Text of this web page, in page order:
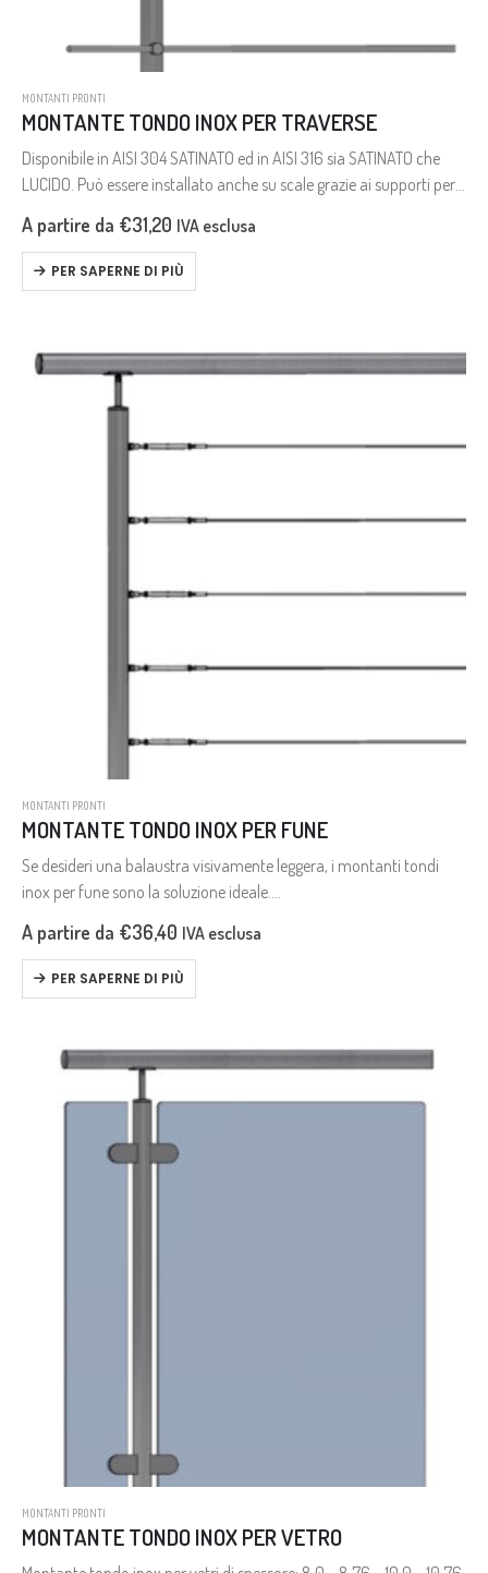
MONTANTI PRONTI
MONTANTE TONDO INOX PER TRAVERSE
Disponibile in AISI 304 SATINATO ed in AISI 316 sia SATINATO che
LUCIDO. Può essere installato anche su scale grazie ai supporti per
A partire da €31,20 IVA esclusa
PER SAPERNE DI PIÙ
MONTANTI PRONTI
MONTANTE TONDO INOX PER FUNE
Se desideri una balaustra visivamente leggera, i montanti tondi
inox per fune sono la soluzione ideale.
spesso più economico rispetto ad altre…
A partire da €36,40 IVA esclusa
PER SAPERNE DI PIÙ
MONTANTI PRONTI
MONTANTE TONDO INOX PER VETRO